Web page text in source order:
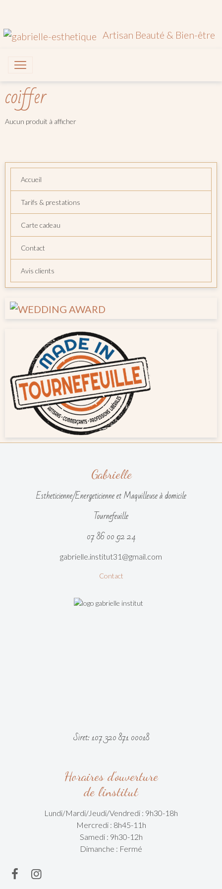
Artisan Beauté & Bien-être
coiffer
Aucun produit à afficher
Accueil
Tarifs & prestations
Carte cadeau
Contact
Avis clients
Gabrielle
Estheticienne/Energeticienne et Maquilleuse à domicile
Tournefeuille
07 86 00 92 24
gabrielle.institut31@gmail.com
Contact
Siret: 107 320 871 00018
Horaires d'ouverture
de l'institut
Lundi/Mardi/Jeudi/Vendredi : 9h30-18h
Mercredi : 8h45-11h
Samedi : 9h30-12h
Dimanche : Fermé